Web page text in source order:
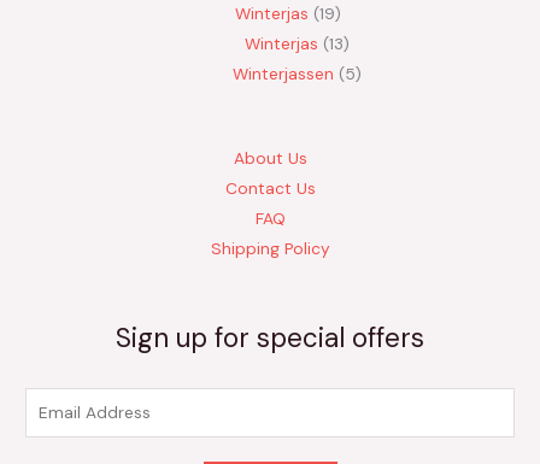
Winterjas 19
Winterjas 13
Winterjassen
5
About Us
Contact Us
FAQ
Shipping Policy
Sign up for special offers
m